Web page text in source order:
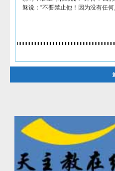
稣说：“不要禁止他！因为没有任